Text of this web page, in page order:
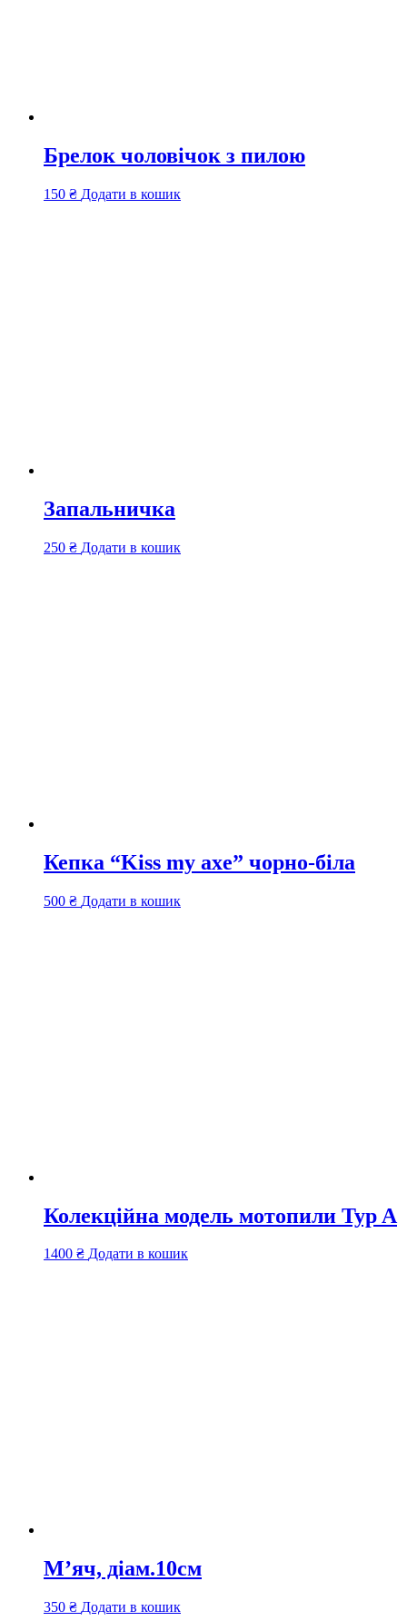
Брелок чоловічок з пилою
150 ₴ Додати в кошик
Запальничка
250 ₴ Додати в кошик
Кепка “Kiss my axe” чорно-біла
500 ₴ Додати в кошик
Колекційна модель мотопили Typ A
1400 ₴ Додати в кошик
М’яч, діам.10см
350 ₴ Додати в кошик